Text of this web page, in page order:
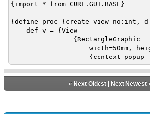
{import * from CURL.GUI.BASE}
{define-proc {create-view no:int,
def v = {View
{RectangleGraphic
width=50mm,
{context-popup
menu-pane =
« Next Oldest| Next Newest